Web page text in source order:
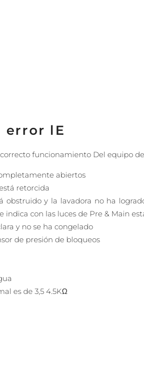
error lE
funcionamiento Del equipo
abiertos
retorcida
y la lavadora no ha
con las luces de Pre & Main
y no se ha congelado
de presión de bloqueos
es de 3,5 4.5KΩ